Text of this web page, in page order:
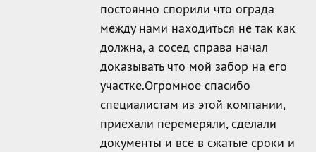
постоянно спорили что ограда
между нами находиться не так как
должна, а сосед справа начал
доказывать что мой забор на его
участке.Огромное спасибо
специалистам из этой компании,
приехали перемеряли, сделали
документы и все в сжатые сроки и